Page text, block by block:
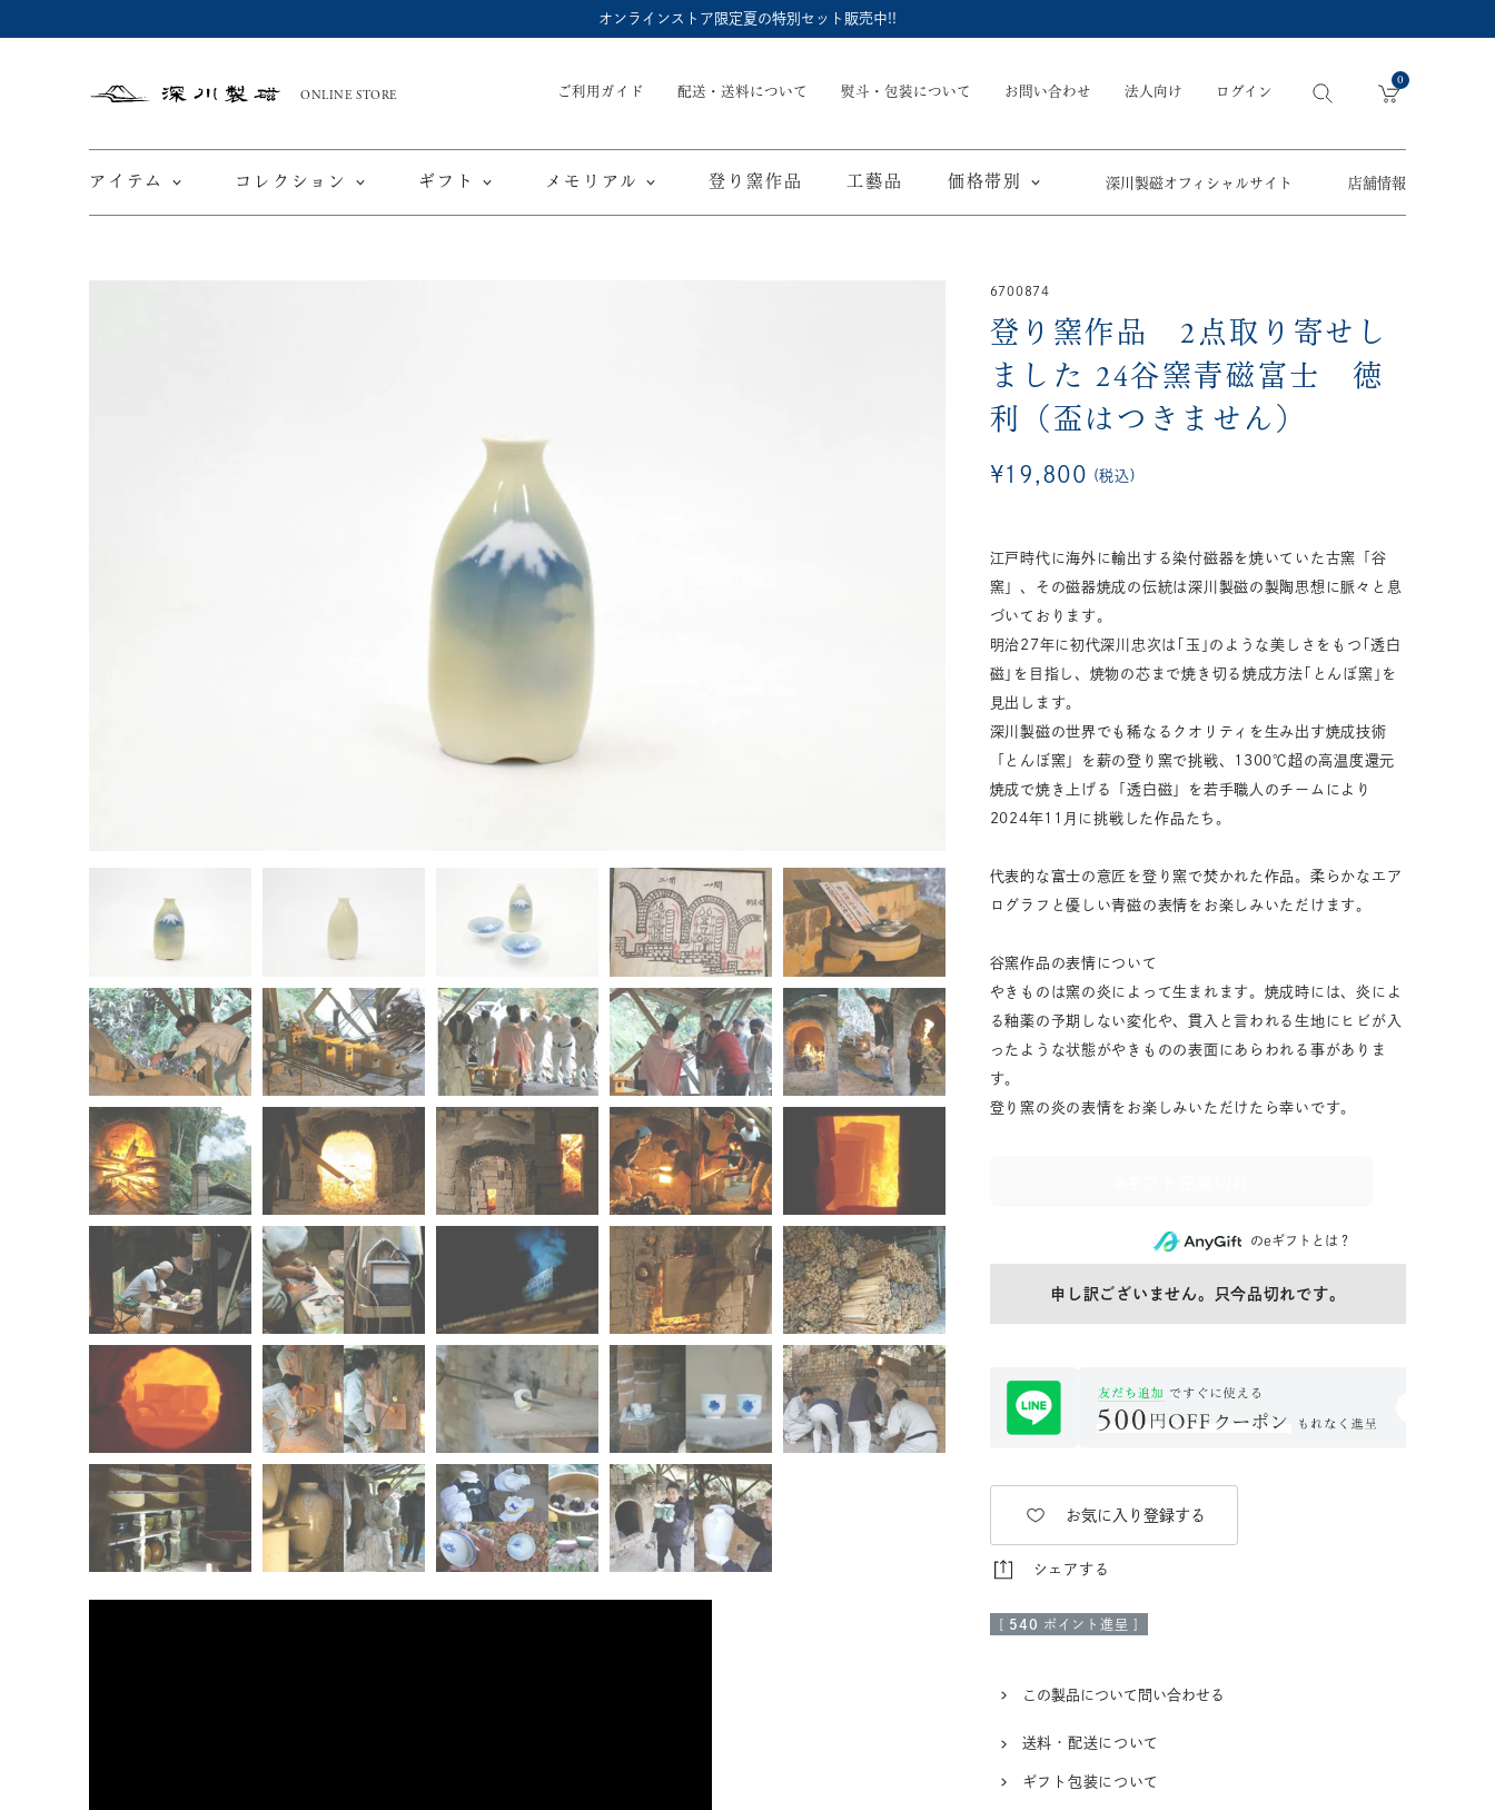
オンラインストア限定夏の特別セット販売中!!
深
ONLINE STORE ご利用ガイド 配送・送料について 熨斗・包装について お問い合わせ 法人向け ログイン
0
アイテム
マグカップ
ポット／急須／土瓶
ボンボニエール
コレクション
オツカレサマ、
TEWAZA 草花折枝白抜紋
動物モチーフ
ギフト
eギフト
メモリアル
ペット骨壺
登り窯作品 工藝品 価格帯別
5,500円 (税込) 以内
5,501円～11,000円
11,001円～22,000円
55,001円
深川製磁オフィシャルサイト 店舗情報
6700874
登り窯作品 2点取り寄せし
ました 24谷窯青磁富士 徳
利（盃はつきません）
¥ 19,800 税込
江戸時代に海外に輸出する染付磁器を焼いていた古窯「谷
窯」、その磁器焼成の伝統は深川製磁の製陶思想に脈々と息
づいております。
明治27年に初代深川忠次は｢玉｣のような美しさをもつ｢透白
磁｣を目指し、焼物の芯まで焼き切る焼成方法｢とんぼ窯｣を
見出します。
深川製磁の世界でも稀なるクオリティを生み出す焼成技術
「とんぼ窯」を薪の登り窯で挑戦、1300℃超の高温度還元
焼成で焼き上げる「透白磁」を若手職人のチームにより
2024年11月に挑戦した作品たち。
代表的な富士の意匠を登り窯で焚かれた作品。柔らかなエア
ログラフと優しい青磁の表情をお楽しみいただけます。
谷窯作品の表情について
やきものは窯の炎によって生まれます。焼成時には、炎によ
る釉薬の予期しない変化や、貫入と言われる生地にヒビが入
ったような状態がやきものの表面にあらわれる事がありま
す。
登り窯の炎の表情をお楽しみいただけたら幸いです。
のeギフトとは？
申し訳ございません。只今品切れです。
お気に入り登録する
シェアする
540 ポイント進呈 ]
この製品について問い合わせる
送料・配送について
ギフト包装について